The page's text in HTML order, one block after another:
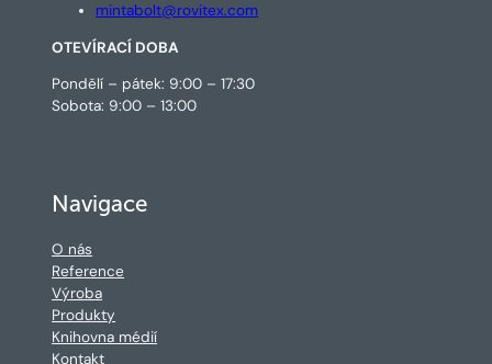
mintabolt@rovitex.com
OTEVÍRACÍ DOBA
Pondělí – pátek: 9:00 – 17:30
Sobota: 9:00 – 13:00
Navigace
O nás
Reference
Výroba
Produkty
Knihovna médií
Kontakt